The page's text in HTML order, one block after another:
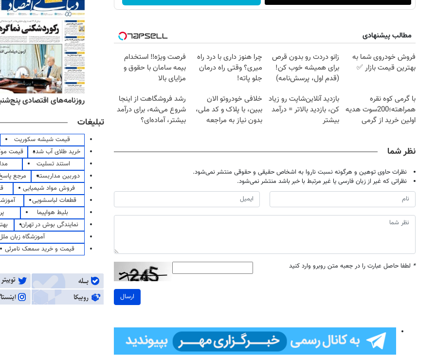
مطالب پیشنهادی
فروش خودروی شما به
بهترین قیمت بازار ✅
زانو دردت رو بدون قرص
برای همیشه خوب کن!
(قدم اول، پرسش‌نامه)
چرا هنوز داری با درد راه
میری؟ وقتی راه درمان
جلو پاته!
فرصت ویژه‼️ استخدام
بیمه سامان با حقوق و
مزایای بالا
با گرمی کوه نقره
همراهته؛200سوت هدیه
اولین خرید از گرمی
بازدید آنلاین‌شاپت رو زیاد
کن، بازدید بالاتر = درآمد
بیشتر
خلافی خودروتو الان
ببین، با پلاک و کد ملی،
بدون نیاز به مراجعه
رشد فروشگاهت از اینجا
شروع می‌شه، برای درآمد
بیشتر، آماده‌ای؟
نظر شما
نظرات حاوی توهین و هرگونه نسبت ناروا به اشخاص حقیقی و حقوقی منتشر نمی‌شود.
نظراتی که غیر از زبان فارسی یا غیر مرتبط با خبر باشد منتشر نمی‌شود.
* لطفا حاصل عبارت را در جعبه متن روبرو وارد کنید
ارسال
روزنامه‌های اقتصادی چهارشنبه ۱۴ مرداد ۱۴۰۵ روزنامه‌های ورزشی پنج‌شنبه ۱۵ مرداد ۱۴۰۵ روزنامه‌های اقتصادی پنج‌شنبه ۱۵ مرداد
تبلیغات
قیمت شیشه سکوریت
خرید طلای آب شده
قیمت
استند تسلیت
دوربین مداربسته
مرجع
فروش مواد شیمیایی
قطعات لباسشویی
بلیط هواپیما
نمایندگی بوش در تهران
آموزشگاه زبان
قیمت و خرید سمعک نامرئی